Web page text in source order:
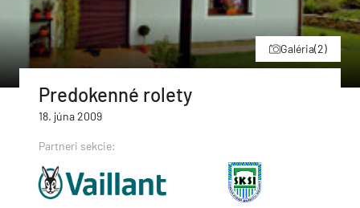
Galéria(2)
Predokenné rolety
18. júna 2009
Partneri sekcie: